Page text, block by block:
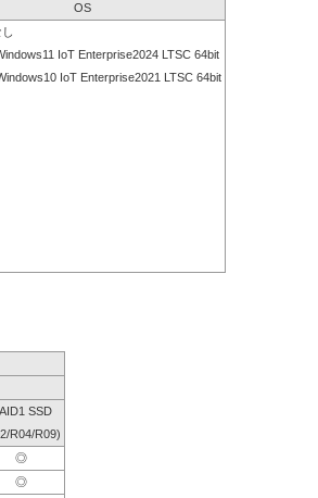
OS
し
IoT Enterprise2024 LTSC 64bit
IoT Enterprise2021 LTSC 64bit
SSD
R04/R09)
◎
◎